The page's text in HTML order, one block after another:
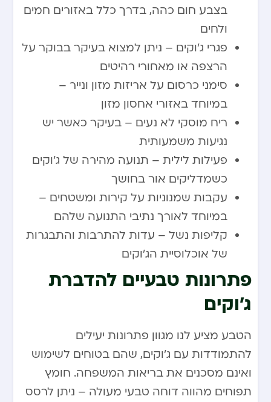
בצבע חום כהה, בדרך כלל באזורים חמים
ולחים
פגרי ג’וקים – ניתן למצוא בעיקר בבוקר על
הרצפה או מאחורי רהיטים
סימני כרסום על אריזות מזון ונייר –
במיוחד באזורי אחסון מזון
ריח מוסקי לא נעים – בעיקר כאשר יש
נגיעות משמעותית
פעילות לילית – תנועה מהירה של ג’וקים
כשמדליקים אור בחושך
עקבות שמנוניות על קירות ומשטחים –
במיוחד לאורך נתיבי התנועה שלהם
קליפות נשל – עדות להתרבות והתבגרות
של אוכלוסיית הג’וקים
פתרונות טבעיים להדברת
ג’וקים
הטבע מציע לנו מגוון פתרונות יעילים
להתמודדות עם ג’וקים, שהם בטוחים לשימוש
ואינם מסכנים את בריאות המשפחה. חומץ
תפוחים מהווה דוחה טבעי מעולה – ניתן לרסס